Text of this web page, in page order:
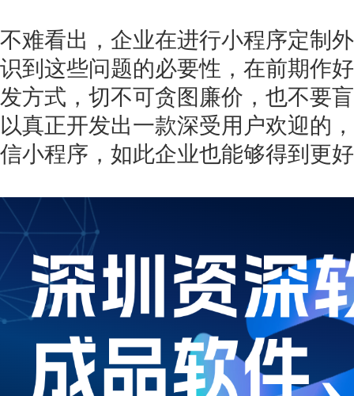
不难看出，企业在进行小程序定制
识到这些问题的必要性，在前期作
发方式，切不可贪图廉价，也不要
以真正开发出一款深受用户欢迎的
信小程序，如此企业也能够得到更